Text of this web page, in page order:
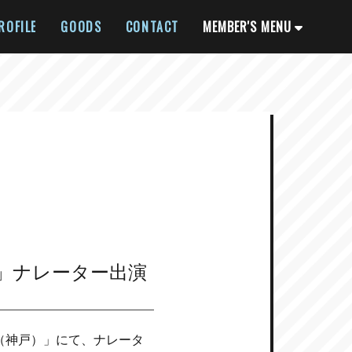
GOODS CONTACT MEMBER'S MENU
ナレーター出演
戸）」にて、ナレータ